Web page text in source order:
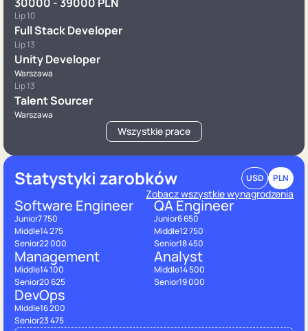
Lip 10
Full Stack Developer
Lip 13
Unity Developer
Warszawa
Lip 13
Talent Sourcer
Warszawa
Wszystkie prace
Statystyki zarobków USD PLN
Zobacz wszystkie wynagrodzenia
Software Engineer
Junior7 750
Middle14 275
Senior22 000
QA Engineer
Junior6 650
Middle12 750
Senior18 450
Management
Middle14 100
Senior20 625
Analyst
Middle14 500
Senior19 000
DevOps
Middle16 200
Senior23 475